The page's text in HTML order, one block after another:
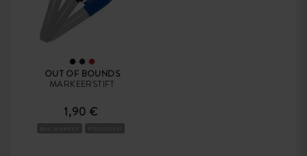
OUT OF BOUNDS
MARKEERSTIFT
1,90 €